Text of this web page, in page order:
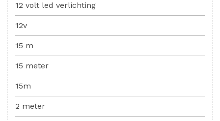
12 volt led verlichting
12v
15 m
15 meter
15m
2 meter